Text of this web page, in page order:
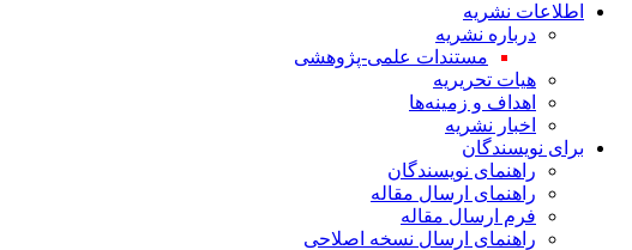
اطلاعات نشریه
درباره نشریه
مستندات علمی-پژوهشی
هیات تحریریه
اهداف و زمینه‌ها
اخبار نشریه
برای نویسندگان
راهنمای نویسندگان
راهنمای ارسال مقاله
فرم ارسال مقاله
راهنمای ارسال نسخه اصلاحی